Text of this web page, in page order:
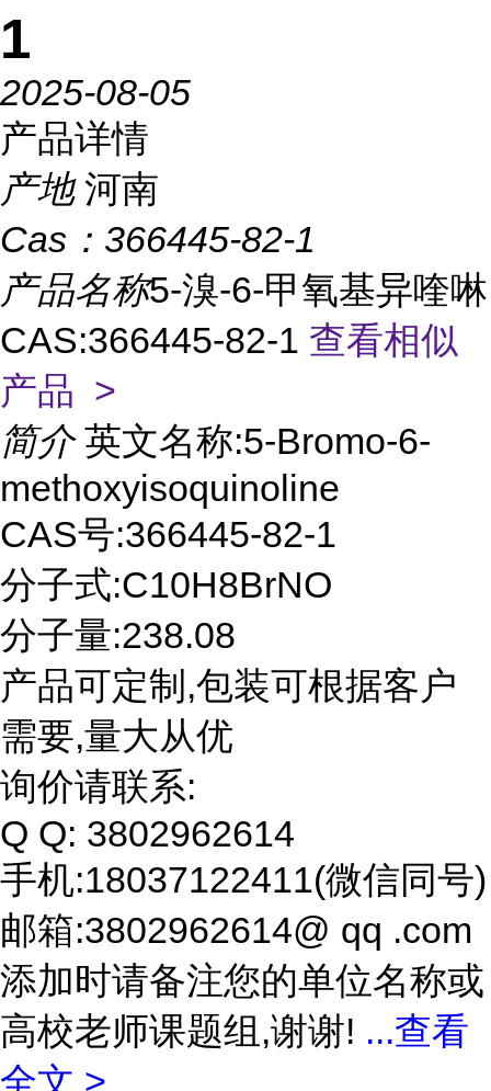
1
2025-08-05
产品详情
产地 河南
Cas： 366445-82-1
产品名称5-溴-6-甲氧基异喹啉
CAS:366445-82-1 查看相似
产品 >
简介 英文名称:5-Bromo-6-
methoxyisoquinoline
CAS号:366445-82-1
分子式:C10H8BrNO
分子量:238.08
产品可定制,包装可根据客户
需要,量大从优
询价请联系:
Q Q: 3802962614
手机:18037122411(微信同号)
邮箱:3802962614@ qq .com
添加时请备注您的单位名称或
高校老师课题组,谢谢! ...查看
全文 >